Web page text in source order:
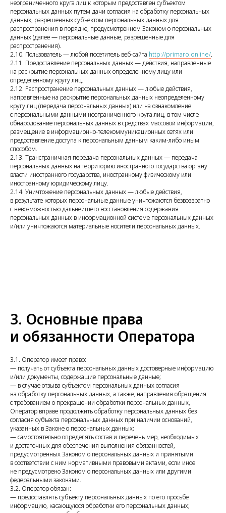
неограниченного круга лиц к которым предоставлен субъектом
персональных данных путем дачи согласия на обработку персональных
данных, разрешенных субъектом персональных данных для
распространения в порядке, предусмотренном Законом о персональных
данных (далее — персональные данные, разрешенные для
распространения).
2.10. Пользователь — любой посетитель веб-сайта http://primaro.online/.
2.11. Предоставление персональных данных — действия, направленные
на раскрытие персональных данных определенному лицу или
определенному кругу лиц.
2.12. Распространение персональных данных — любые действия,
направленные на раскрытие персональных данных неопределенному
кругу лиц (передача персональных данных) или на ознакомление
с персональными данными неограниченного круга лиц, в том числе
обнародование персональных данных в средствах массовой информации,
размещение в информационно-телекоммуникационных сетях или
предоставление доступа к персональным данным каким-либо иным
способом.
2.13. Трансграничная передача персональных данных — передача
персональных данных на территорию иностранного государства органу
власти иностранного государства, иностранному физическому или
иностранному юридическому лицу.
2.14. Уничтожение персональных данных — любые действия,
в результате которых персональные данные уничтожаются безвозвратно
с невозможностью дальнейшего восстановления содержания
персональных данных в информационной системе персональных данных
и/или уничтожаются материальные носители персональных данных.
3. Основные права
и обязанности Оператора
3.1. Оператор имеет право:
— получать от субъекта персональных данных достоверные информацию
и/или документы, содержащие персональные данные;
— в случае отзыва субъектом персональных данных согласия
на обработку персональных данных, а также, направления обращения
с требованием о прекращении обработки персональных данных,
Оператор вправе продолжить обработку персональных данных без
согласия субъекта персональных данных при наличии оснований,
указанных в Законе о персональных данных;
— самостоятельно определять состав и перечень мер, необходимых
и достаточных для обеспечения выполнения обязанностей,
предусмотренных Законом о персональных данных и принятыми
в соответствии с ним нормативными правовыми актами, если иное
не предусмотрено Законом о персональных данных или другими
федеральными законами.
3.2. Оператор обязан:
— предоставлять субъекту персональных данных по его просьбе
информацию, касающуюся обработки его персональных данных;